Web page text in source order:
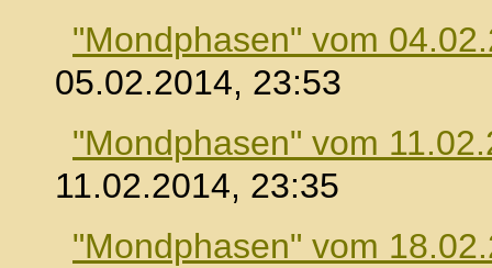
"Mondphasen" vom
05.02.2014, 23:53
"Mondphasen" vom
11.02.2014, 23:35
"Mondphasen" vom